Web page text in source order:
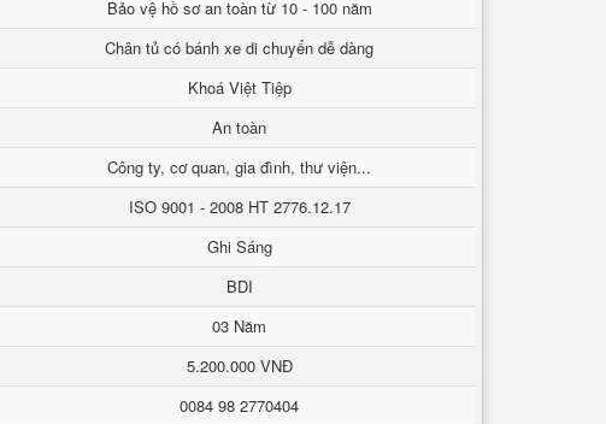
Bảo vệ hồ sơ an toàn từ 10 - 100 năm
Chân tủ có bánh xe di chuyển dễ dàng
Khoá Việt Tiệp
An toàn
Công ty, cơ quan, gia đình, thư viện...
ISO 9001 - 2008 HT 2776.12.17
Ghi Sáng
BDI
03 Năm
5.200.000 VNĐ
0084 98 2770404